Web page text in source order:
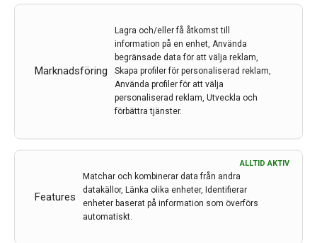
Marknadsföring
Lagra och/eller få åtkomst till
information på en enhet, Använda
begränsade data för att välja reklam,
Skapa profiler för personaliserad reklam,
Använda profiler för att välja
personaliserad reklam, Utveckla och
förbättra tjänster.
Features
ALLTID AKTIV
Matchar och kombinerar data från andra
datakällor, Länka olika enheter, Identifierar
enheter baserat på information som överförs
automatiskt.